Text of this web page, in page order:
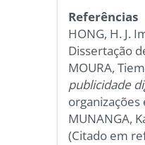
Referências
HONG, H. J.
Dissertação
MOURA,
publicidade
MUNANGA,
(Citado em